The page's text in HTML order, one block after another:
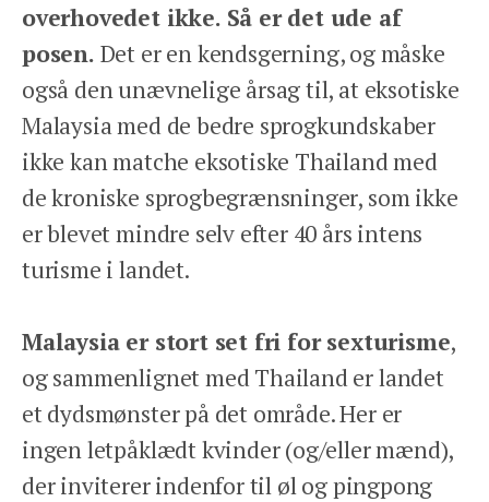
overhovedet ikke. Så er det ude af
posen. Det er en kendsgerning, og måske
også den unævnelige årsag til, at eksotiske
Malaysia med de bedre sprogkundskaber
ikke kan matche eksotiske Thailand med
de kroniske sprogbegrænsninger, som ikke
er blevet mindre selv efter 40 års intens
turisme i landet.
Malaysia er stort set fri for sexturisme,
og sammenlignet med Thailand er landet
et dydsmønster på det område. Her er
ingen letpåklædt kvinder (og/eller mænd),
der inviterer indenfor til øl og pingpong